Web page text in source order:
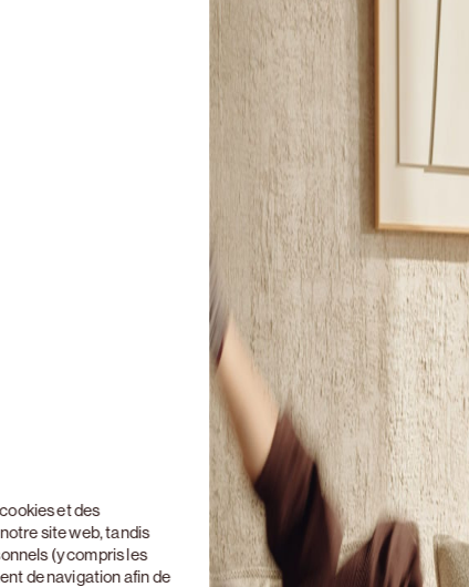
et des
site web, tandis
(y compris les
de navigation afin de